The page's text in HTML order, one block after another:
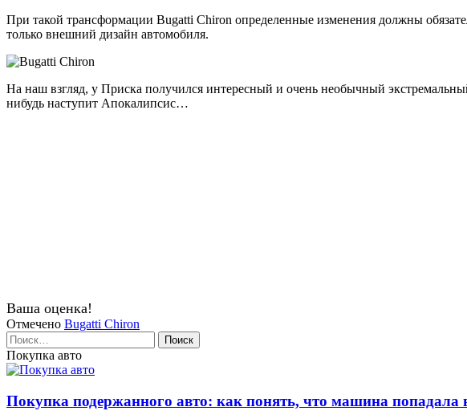
При такой трансформации Bugatti Chiron определенные изменения должны
только внешний дизайн автомобиля.
На наш взгляд, у Приска получился интересный и очень необычный
нибудь наступит Апокалипсис…
Ваша оценка!
Отмечено Bugatti Chiron
Найти:
Покупка авто
Покупка подержанного авто: как понять, что машина